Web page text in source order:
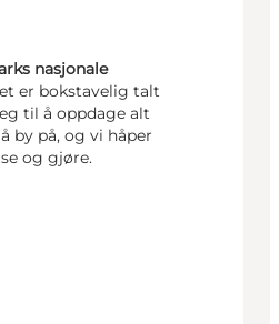
nasjonale
er bokstavelig talt
til å oppdage alt
by på, og vi håper
og gjøre.